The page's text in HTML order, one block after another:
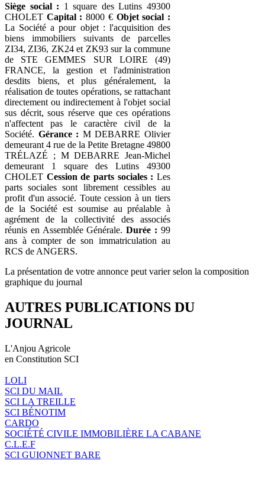
Siège social : 1 square des Lutins 49300
CHOLET Capital : 8000 € Objet social :
La Société a pour objet : l'acquisition des
biens immobiliers suivants de parcelles
ZI34, ZI36, ZK24 et ZK93 sur la commune
de STE GEMMES SUR LOIRE (49)
FRANCE, la gestion et l'administration
desdits biens, et plus généralement, la
réalisation de toutes opérations, se rattachant
directement ou indirectement à l'objet social
sus décrit, sous réserve que ces opérations
n'affectent pas le caractère civil de la
Société. Gérance : M DEBARRE Olivier
demeurant 4 rue de la Petite Bretagne 49800
TRÉLAZÉ ; M DEBARRE Jean-Michel
demeurant 1 square des Lutins 49300
CHOLET Cession de parts sociales : Les
parts sociales sont librement cessibles au
profit d'un associé. Toute cession à un tiers
de la Société est soumise au préalable à
agrément de la collectivité des associés
réunis en Assemblée Générale.Durée : 99
ans à compter de son immatriculation au
RCS de ANGERS.
La présentation de votre annonce peut varier selon la composition
graphique du journal
AUTRES PUBLICATIONS DU
JOURNAL
L'Anjou Agricole
en Constitution SCI
LOLI
SCI DU MAIL
SCI LA TREILLE
SCI BÉNOTIM
CARDO
SOCIÉTÉ CIVILE IMMOBILIÈRE LA CABANE
C.L.E.F
SCI GUIONNET BARE